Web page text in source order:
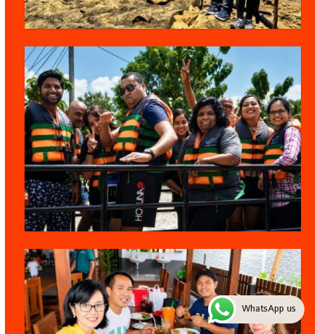
WhatsApp us